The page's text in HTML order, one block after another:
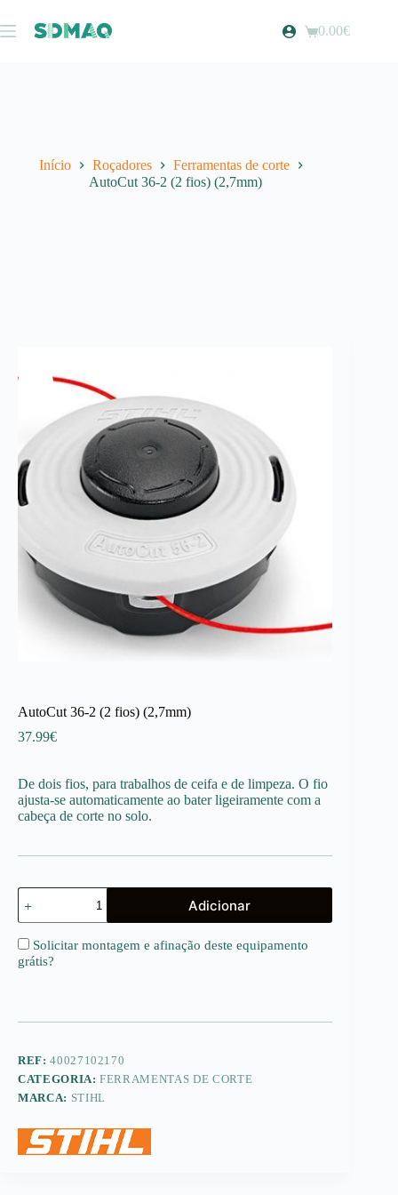
para
o
Carrinho
0.00€
Início Roçadores
Ferramentas de corte
AutoCut 36-2 (2 fios) (2,7mm)
AutoCut 36-2 (2 fios) (2,7mm)
37.99€
De dois fios, para trabalhos de ceifa e de limpeza. O fio
ajusta-se automaticamente ao bater ligeiramente com a
cabeça de corte no solo.
Quantidade
de
AutoCut
36-
2
(2
Adicionar
Solicitar montagem e afinação deste equipamento
grátis?
REF:40027102170
CATEGORIA:FERRAMENTAS DE CORTE
MARCA: STIHL